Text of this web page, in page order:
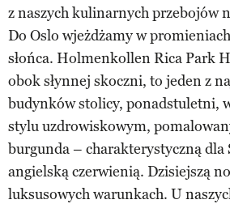
z naszych kulinarnych przebojów
Do Oslo wjeżdżamy w
słońca. Holmenkollen Rica Park
obok słynnej skoczni, to jeden z
budynków stolicy, ponadstuletni,
stylu uzdrowiskowym,
burgunda – charakterystyczną dla
angielską czerwienią. Dzisiejszą
luksusowych warunkach. U